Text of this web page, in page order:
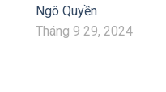
Ngô Quyền
Tháng 9 29, 2024